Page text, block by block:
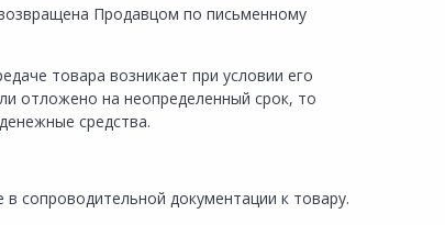
Продавцом по письменному
товара возникает при условии его
отложено на неопределенный срок, то
средства.
сопроводительной документации к товару.